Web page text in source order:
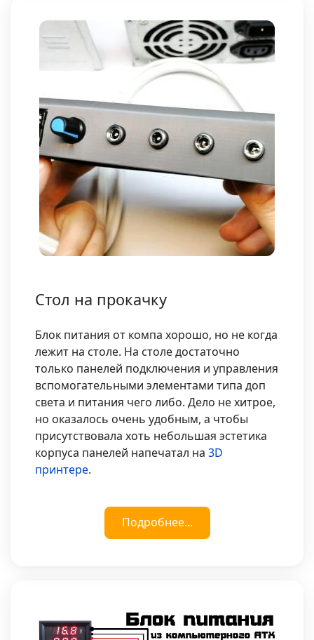
Стол на прокачку
Блок питания от компа хорошо, но не когда
лежит на столе. На столе достаточно
только панелей подключения и управления
вспомогательными элементами типа доп
света и питания чего либо. Дело не хитрое,
но оказалось очень удобным, а чтобы
присутствовала хоть небольшая эстетика
корпуса панелей напечатал на 3D
принтере.
Подробнее...